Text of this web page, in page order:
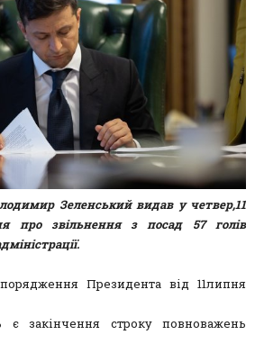
Зеленський видав у четвер,11
про звільнення з посад 57 голів
Президента від 11липня
є закінчення строку повноважень